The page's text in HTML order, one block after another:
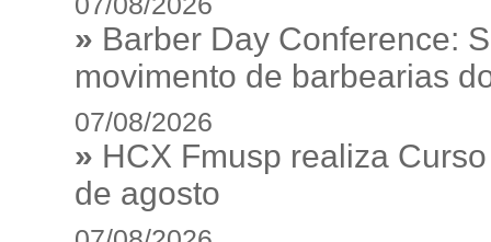
» Barber Day Conference:
movimento de barbearias
07/08/2026
» HCX Fmusp realiza
de agosto